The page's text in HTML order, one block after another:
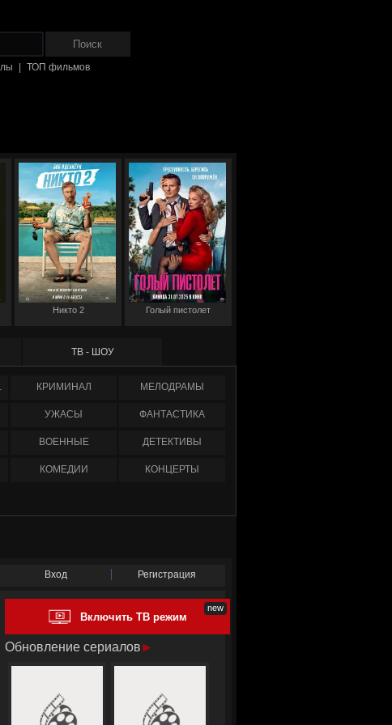
ТОП фильмов
Никто 2 Голый пистолет
ТВ - ШОУ
КРИМИНАЛ МЕЛОДРАМЫ
УЖАСЫ ФАНТАСТИКА
ВОЕННЫЕ ДЕТЕКТИВЫ
КОМЕДИИ КОНЦЕРТЫ
Вход Регистрация
Включить ТВ режим
Обновление сериалов